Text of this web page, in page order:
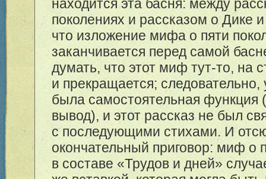
находится эта басня: между
поколениях и рассказом о Дике
что изложение мифа о пяти
заканчивается перед самой
думать, что этот миф тут-то, на
и прекращается; следовательно,
была самостоятельная функция
вывод), и этот рассказ не был
с последующими стихами. И
окончательный приговор: миф о
в составе «Трудов и дней»